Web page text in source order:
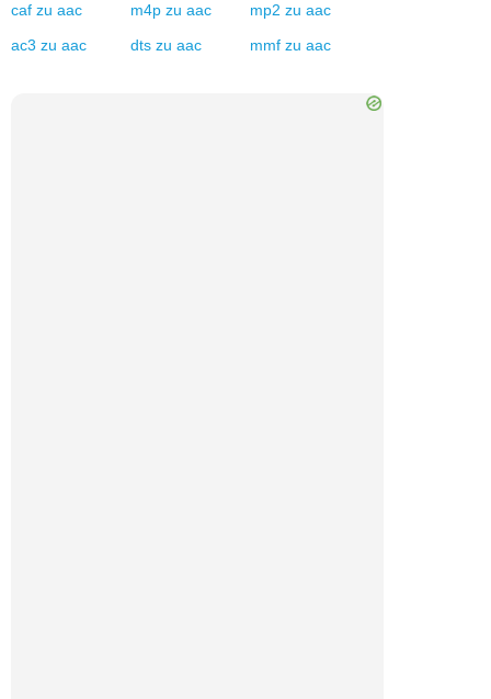
caf zu aac m4p zu aac mp2 zu aac
ac3 zu aac dts zu aac mmf zu aac